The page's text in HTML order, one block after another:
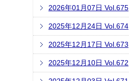
2026年01月07日 Vol.675
2025年12月24日 Vol.674
2025年12月17日 Vol.673
2025年12月10日 Vol.672